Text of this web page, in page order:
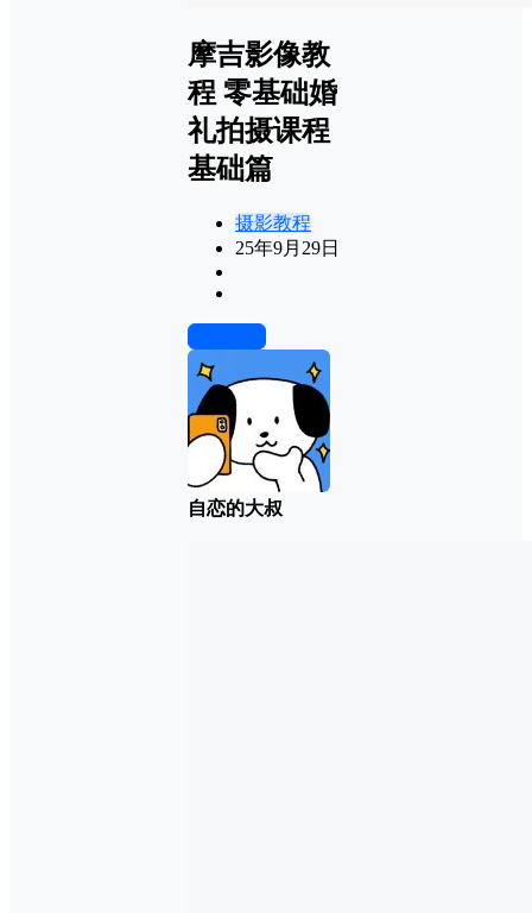
摩吉影像教
程 零基础婚
礼拍摄课程
基础篇
摄影教程
25年9月29日
自恋的大叔